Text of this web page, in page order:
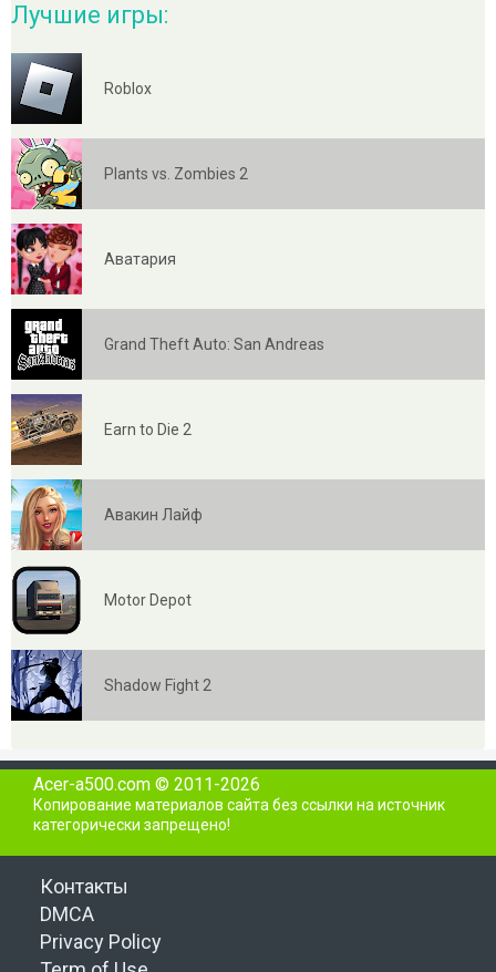
Лучшие игры:
Roblox
Plants vs. Zombies 2
Аватария
Grand Theft Auto: San Andreas
Earn to Die 2
Авакин Лайф
Motor Depot
Shadow Fight 2
Acer-a500.com © 2011-2026
Копирование материалов сайта без ссылки на источник
категорически запрещено!
Контакты
DMCA
Privacy Policy